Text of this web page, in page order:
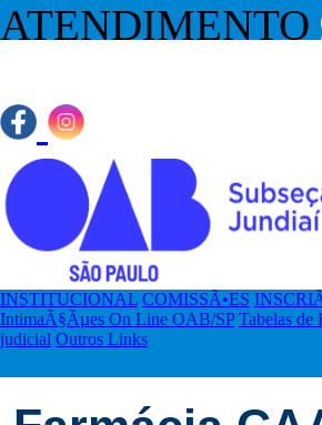
ATENDIMENTO
INSTITUCIONAL COMISSÃ•ES
IntimaÃ§Ãµes On Line OAB/SP Tabelas
judicial Outros Links